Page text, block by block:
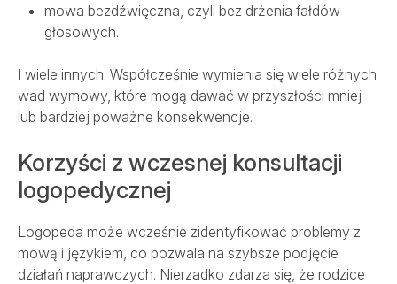
mowa bezdźwięczna, czyli bez drżenia fałdów
głosowych.
I wiele innych. Współcześnie wymienia się wiele różnych
wad wymowy, które mogą dawać w przyszłości mniej
lub bardziej poważne konsekwencje.
Korzyści z wczesnej konsultacji
logopedycznej
Logopeda może wcześnie zidentyfikować problemy z
mową i językiem, co pozwala na szybsze podjęcie
działań naprawczych. Nierzadko zdarza się, że rodzice